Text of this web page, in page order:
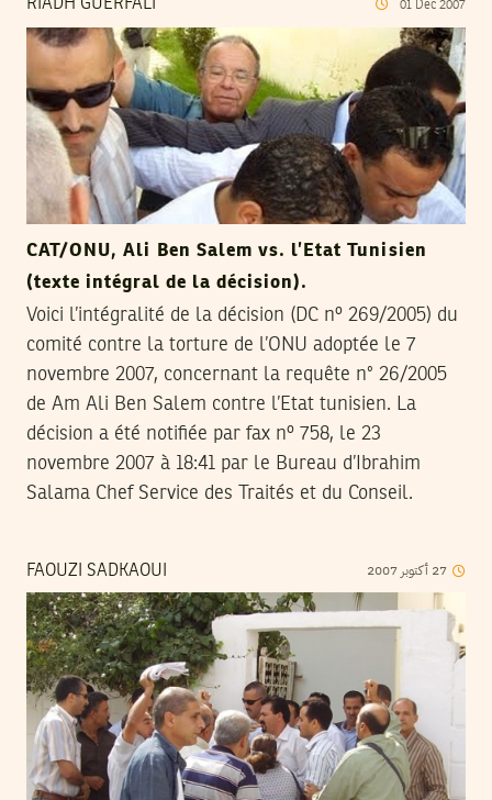
RIADH GUERFALI 01 Dec 2007
CAT/ONU, Ali Ben Salem vs. l’Etat Tunisien
(texte intégral de la décision).
Voici l’intégralité de la décision (DC nº 269/2005) du
comité contre la torture de l’ONU adoptée le 7
novembre 2007, concernant la requête n° 26/2005
de Am Ali Ben Salem contre l’Etat tunisien. La
décision a été notifiée par fax nº 758, le 23
novembre 2007 à 18:41 par le Bureau d’Ibrahim
Salama Chef Service des Traités et du Conseil.
FAOUZI SADKAOUI 27 أكتوبر 2007